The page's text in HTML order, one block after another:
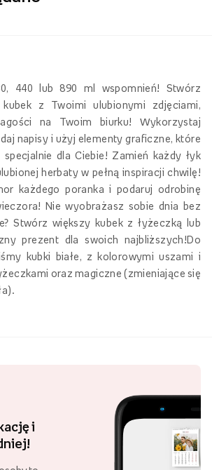
440 lub 890 ml wspomnień! Stwórz
kubek z Twoimi ulubionymi zdjęciami,
na Twoim biurku! Wykorzystaj
napisy i użyj elementy graficzne, które
dla Ciebie! Zamień każdy łyk
herbaty w pełną inspiracji chwilę!
każdego poranka i podaruj odrobinę
Nie wyobrażasz sobie dnia bez
Stwórz większy kubek z łyżeczką lub
prezent dla swoich najbliższych!Do
kubki białe, z kolorowymi uszami i
oraz magiczne (zmieniające się
i